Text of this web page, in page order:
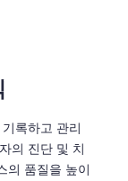
록하고 관리
의 진단 및 치
의 품질을 높이